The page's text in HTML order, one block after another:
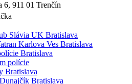
6, 911 01 Trenčín
Slávia UK Bratislava
Karlova Ves Bratislava
Bratislava
polície
Bratislava
Bratislava